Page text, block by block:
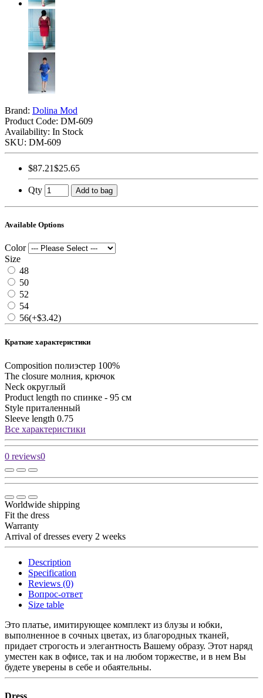
Brand: Dolina Mod
Product Code: DM-609
Availability: In Stock
SKU: DM-609
$87.21$25.65
Qty Add to bag
Available Options
Color
Size
48
50
52
54
56(+$3.42)
Краткие характеристики
Composition полиэстер 100%
The closure молния, крючок
Neck округлый
Product length по спинке - 95 см
Style приталенный
Sleeve length 0.75
Все характеристики
0 reviews0
Worldwide shipping
Fit the dress
Warranty
Arrival of dresses every 2 weeks
Description
Specification
Reviews (0)
Вопрос-ответ
Size table
Это платье, имитирующее комплект из блузы и юбки,
выполненное в сочных цветах, из благородных тканей,
придает строгость и элегантность Вашему образу. Этот наряд
уместен как в офисе, так и на любом торжестве, и в нем Вы
будете уверены в себе и обаятельны.
Dress